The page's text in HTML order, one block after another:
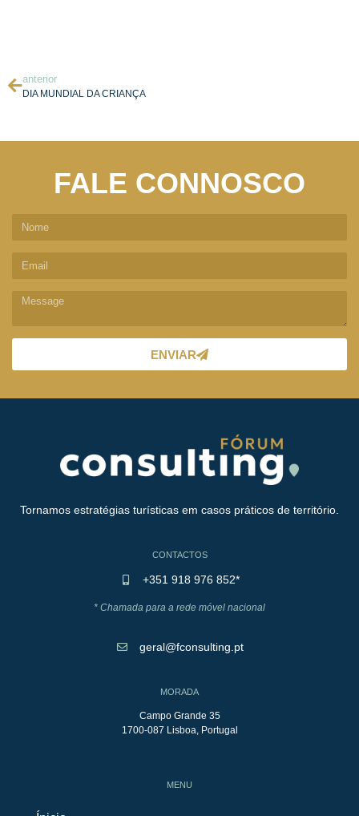
anterior
DIA MUNDIAL DA CRIANÇA
FALE CONNOSCO
ENVIAR
Tornamos estratégias turísticas em casos práticos de território.
CONTACTOS
+351 918 976 852*
* Chamada para a rede móvel nacional
geral@fconsulting.pt
MORADA
Campo Grande 35
1700-087 Lisboa, Portugal
MENU